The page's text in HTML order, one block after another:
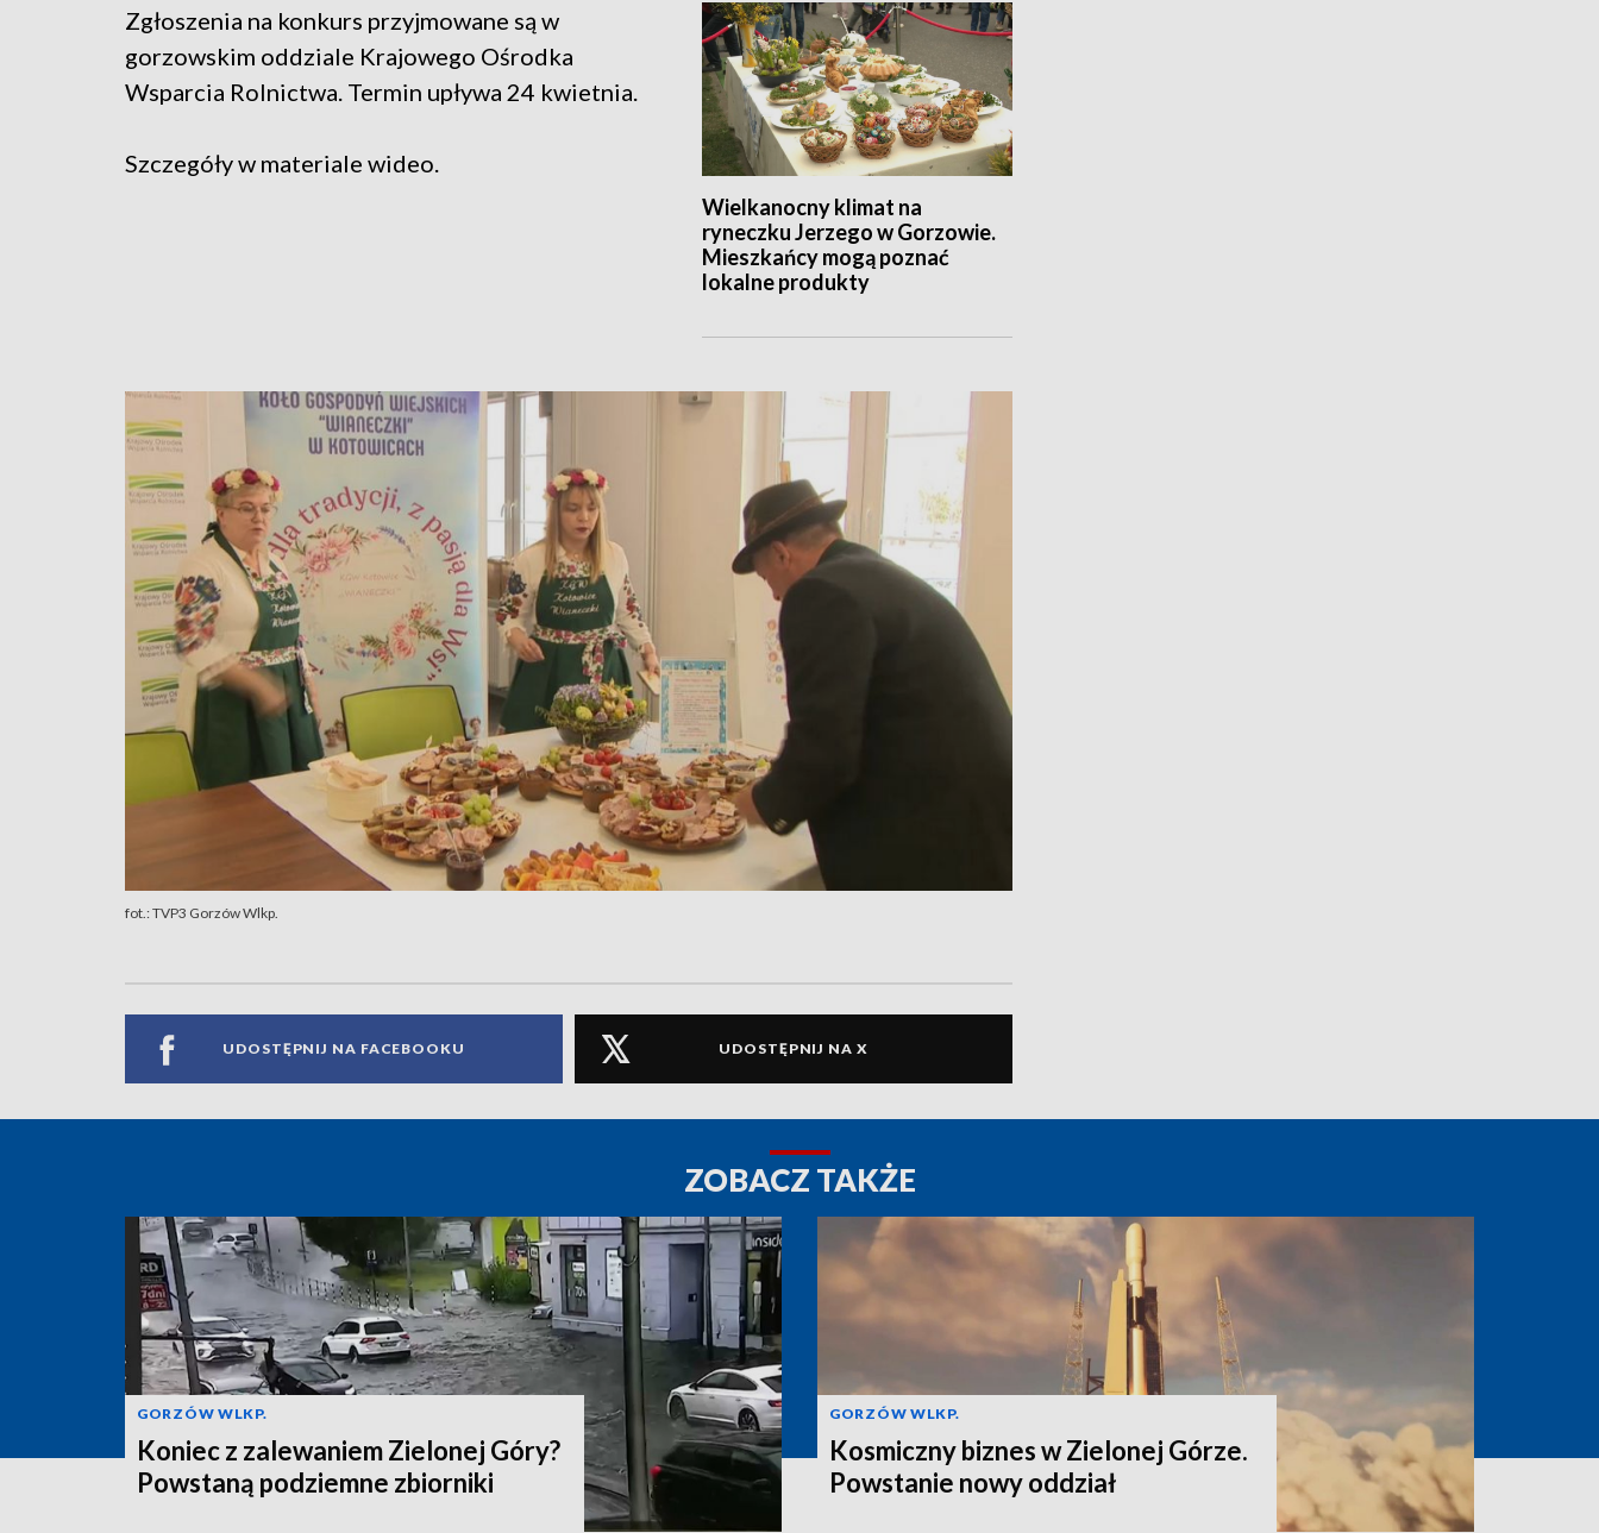
Wielkanocny klimat na
ryneczku Jerzego w Gorzowie.
Mieszkańcy mogą poznać
lokalne produkty
Zgłoszenia na konkurs przyjmowane są w
gorzowskim oddziale Krajowego Ośrodka
Wsparcia Rolnictwa. Termin upływa 24 kwietnia.
Szczegóły w materiale wideo.
fot.: TVP3 Gorzów Wlkp.
UDOSTĘPNIJ NA FACEBOOKU UDOSTĘPNIJ NA X
ZOBACZ TAKŻE
GORZÓW WLKP.
Koniec z zalewaniem Zielonej Góry?
Powstaną podziemne zbiorniki
GORZÓW WLKP.
Kosmiczny biznes w Zielonej Górze.
Powstanie nowy oddział